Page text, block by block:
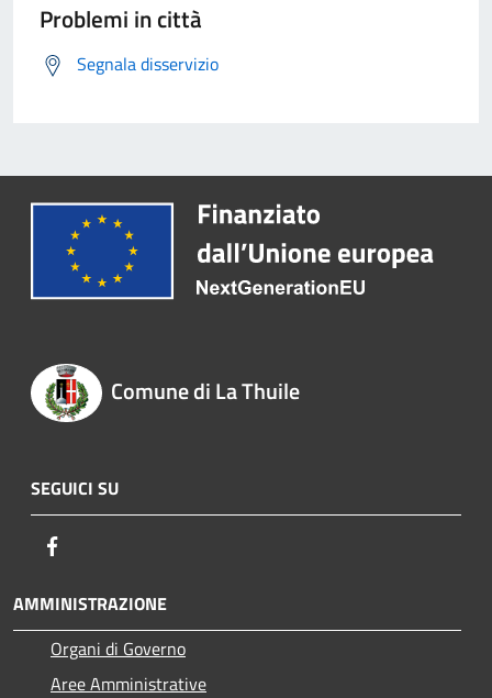
Problemi in città
Segnala disservizio
Comune di La Thuile
SEGUICI SU
AMMINISTRAZIONE
Organi di Governo
Aree Amministrative